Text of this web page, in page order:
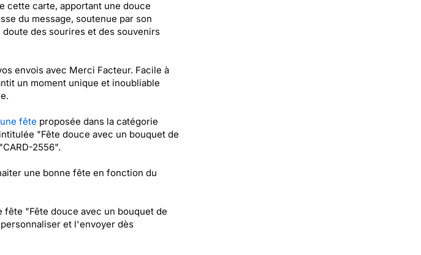
cette carte, apportant une douce
du message, soutenue par son
des sourires et des souvenirs
envois avec Merci Facteur. Facile à
un moment unique et inoubliable
fête proposée dans la catégorie
"Fête douce avec un bouquet de
2556".
une bonne fête en fonction du
"Fête douce avec un bouquet de
et l'envoyer dès